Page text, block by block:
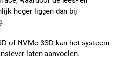
hoger liggen dan bij
of NVMe SSD kan het systeem
laten aanvoelen.